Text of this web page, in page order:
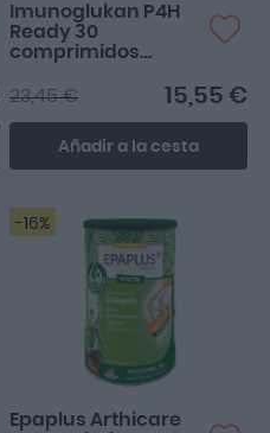
Imunoglukan P4H
Ready 30
comprimidos
15,55 €
23,45 €
Añadir a la cesta
-16%
Epaplus Arthicare